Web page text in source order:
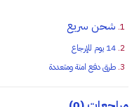
شحن سريع
14 يوم للإرجاع
طرق دفع امنة ومتعددة